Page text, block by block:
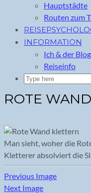
Hauptstädte
Routen zum
INFORMATION
Ich & der Blog
Reiseinfo
ROTE
Man sieht, woher die
Kletterer absolviert die
Previous Image
Next Image